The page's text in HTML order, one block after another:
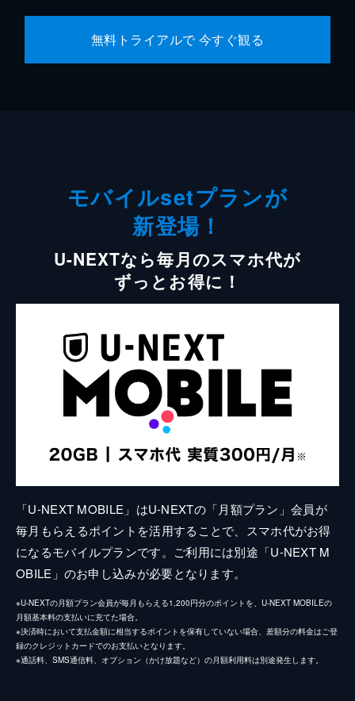
無料トライアルで 今すぐ観る
モバイルsetプランが
新登場！
U-NEXTなら毎月のスマホ代が
ずっとお得に！
「U-NEXT MOBILE」はU-NEXTの「月額プラン」会員が
毎月もらえるポイントを活用することで、スマホ代がお得
になるモバイルプランです。ご利用には別途「U-NEXT M
OBILE」のお申し込みが必要となります。
※U-NEXTの月額プラン会員が毎月もらえる1,200円分のポイントを、U-NEXT MOBILEの
月額基本料の支払いに充てた場合。
※決済時において支払金額に相当するポイントを保有していない場合、差額分の料金はご登
録のクレジットカードでのお支払いとなります。
※通話料、SMS通信料、オプション（かけ放題など）の月額利用料は別途発生します。